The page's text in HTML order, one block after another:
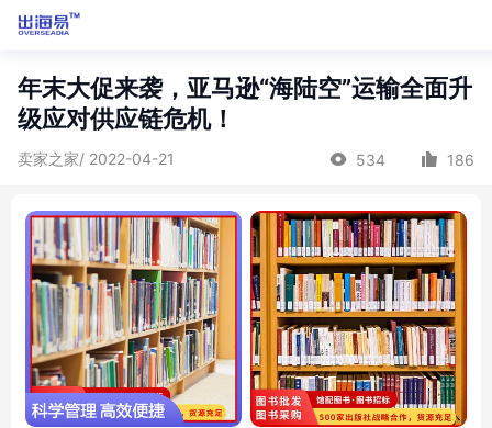
年末大促来袭，亚马逊“海陆空”运输全面升
级应对供应链危机！
卖家之家/ 2022-04-21 534 186